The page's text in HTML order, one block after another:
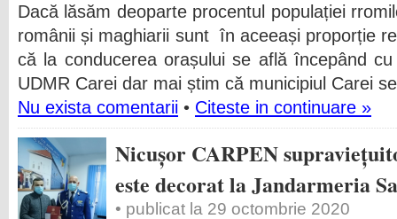
Dacă lăsăm deoparte procentul populației
românii și maghiarii sunt în aceeași proporție
că la conducerea orașului se află începând
UDMR Carei dar mai știm că municipiul Carei
Nu exista comentarii • Citeste in continuare »
Nicușor CARPEN
este decorat la Jandarmeria
• publicat la 29 octombrie 2020